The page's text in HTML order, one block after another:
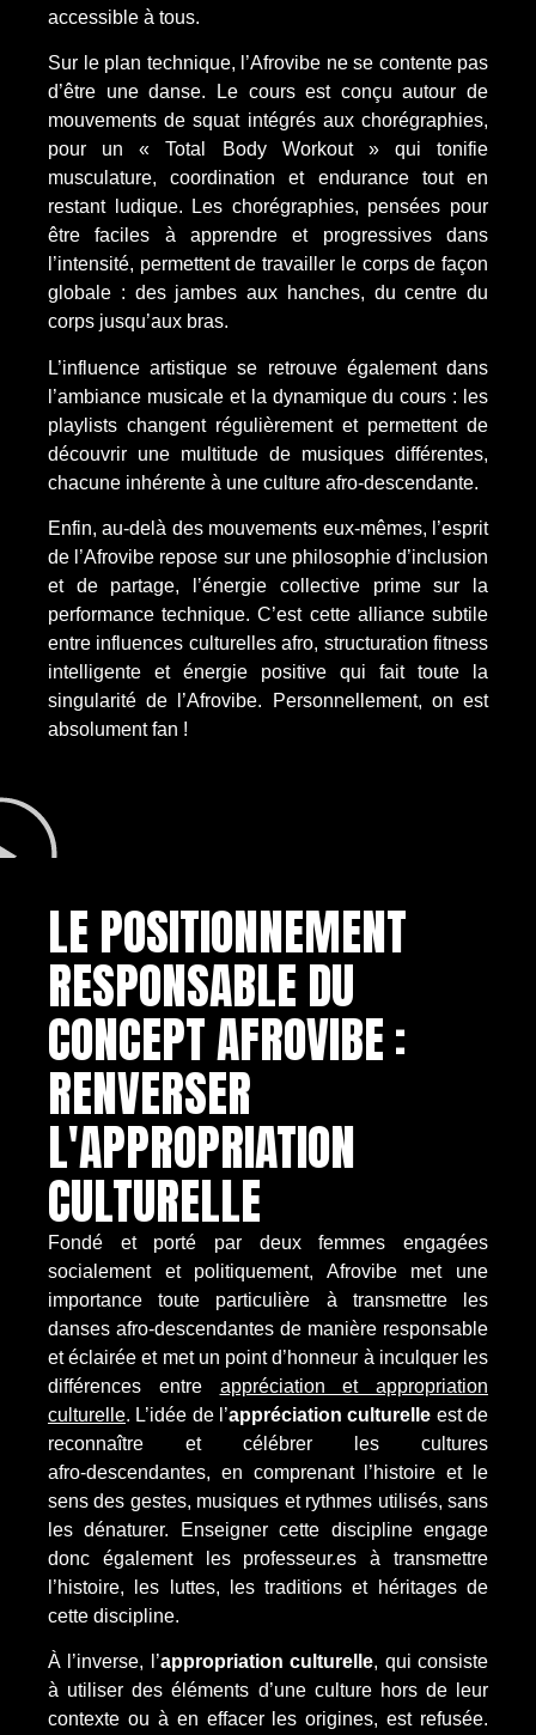
accessible à tous.
Sur le plan technique, l’Afrovibe ne se contente pas
d’être une danse. Le cours est conçu autour de
mouvements de squat intégrés aux chorégraphies,
pour un « Total Body Workout » qui tonifie
musculature, coordination et endurance tout en
restant ludique. Les chorégraphies, pensées pour
être faciles à apprendre et progressives dans
l’intensité, permettent de travailler le corps de façon
globale : des jambes aux hanches, du centre du
corps jusqu’aux bras.
L’influence artistique se retrouve également dans
l’ambiance musicale et la dynamique du cours : les
playlists changent régulièrement et permettent de
découvrir une multitude de musiques différentes,
chacune inhérente à une culture afro-descendante.
Enfin, au-delà des mouvements eux-mêmes, l’esprit
de l’Afrovibe repose sur une philosophie d’inclusion
et de partage, l’énergie collective prime sur la
performance technique. C’est cette alliance subtile
entre influences culturelles afro, structuration fitness
intelligente et énergie positive qui fait toute la
singularité de l’Afrovibe. Personnellement, on est
absolument fan !
LE POSITIONNEMENT
RESPONSABLE DU
CONCEPT AFROVIBE :
RENVERSER
L'APPROPRIATION
CULTURELLE
Fondé et porté par deux femmes engagées
socialement et politiquement, Afrovibe met une
importance toute particulière à transmettre les
danses afro-descendantes de manière responsable
et éclairée et met un point d’honneur à inculquer les
différences entre appréciation et appropriation
culturelle. L’idée de l’appréciation culturelle est de
reconnaître et célébrer les cultures
afro‑descendantes, en comprenant l’histoire et le
sens des gestes, musiques et rythmes utilisés, sans
les dénaturer. Enseigner cette discipline engage
donc également les professeur.es à transmettre
l’histoire, les luttes, les traditions et héritages de
cette discipline.
À l’inverse, l’appropriation culturelle, qui consiste
à utiliser des éléments d’une culture hors de leur
contexte ou à en effacer les origines, est refusée.